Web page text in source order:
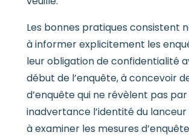
Les bonnes pratiques consistent
à informer explicitement les
leur obligation de confidentialité
début de l’enquête, à concevoir
d’enquête qui ne révèlent pas par
inadvertance l’identité du lanceur
à examiner les mesures